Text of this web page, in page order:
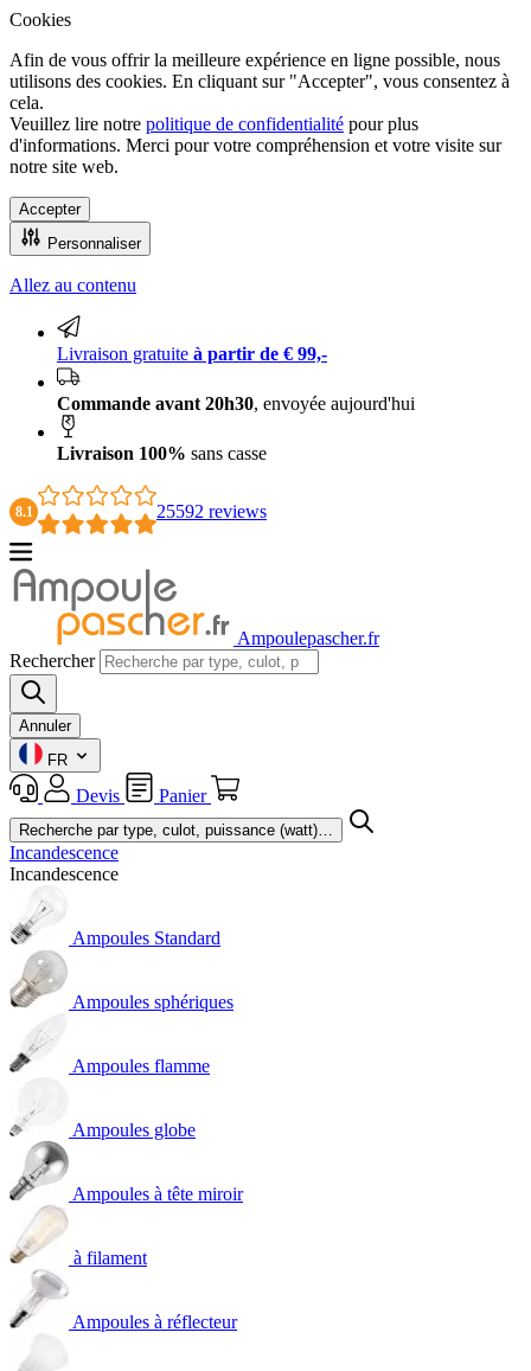
Cookies
Afin de vous offrir la meilleure expérience en ligne possible, nous
utilisons des cookies. En cliquant sur "Accepter", vous consentez à
cela.
Veuillez lire notre politique de confidentialité pour plus
d'informations. Merci pour votre compréhension et votre visite sur
notre site web.
Accepter
Personnaliser
Livraison 100% sans casse
Allez au contenu
Livraison gratuite à partir de € 99,-
Commande avant 20h30, envoyée aujourd'hui
Livraison 100% sans casse
8.1 25592 reviews
Ampoulepascher.fr
Rechercher
Annuler
FR
Devis Panier
Incandescence
Incandescence
Ampoules Standard
Ampoules sphériques
Ampoules flamme
Ampoules globe
Ampoules à tête miroir
à filament
Ampoules à réflecteur